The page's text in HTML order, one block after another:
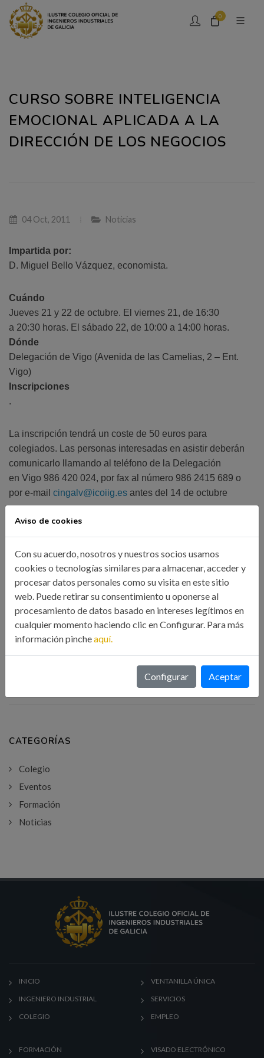
0
CURSO SOBRE INTELIGENCIA
EMOCIONAL APLICADA A LA
DIRECCIÓN DE LOS NEGOCIOS
04 Oct, 2011 Noticias
Impartida por:
D. Miguel Bello Vázquez, economista.
Cuándo
Jueves 21 y 22 de octubre. El viernes 21, de 16:30
a 20:30 horas. El sábado 22, de 10:00 a 14:00 horas.
Dónde
Delegación de Vigo (Avenida de las Camelias, 2 – Ent.
Vigo)
Inscripciones
.
La inscripción tendrá un coste de 50 euros para
colegiados. Las personas interesadas en asistir deberán
comunicarlo llamando al teléfono de la Delegación
en Vigo 986 420 024, por fax al número 986 2415 689 o
por e-mail cingalv@icoiig.es antes del 14 de octubre
Búsqueda
CATEGORÍAS
Colegio
Eventos
Formación
Noticias
INICIO
INGENIERO INDUSTRIAL
COLEGIO
VENTANILLA ÚNICA
SERVICIOS
EMPLEO
FORMACIÓN VISADO ELECTRÓNICO
Aviso de cookies
Con su acuerdo, nosotros y nuestros socios usamos
cookies o tecnologías similares para almacenar, acceder y
procesar datos personales como su visita en este sitio
web. Puede retirar su consentimiento u oponerse al
procesamiento de datos basado en intereses legítimos en
cualquier momento haciendo clic en Configurar. Para más
información pincheaquí.
Configurar Aceptar